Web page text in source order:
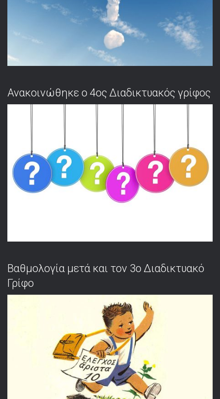
Ανακοινώθηκε ο 4ος Διαδικτυακός γρίφος
Βαθμολογία μετά και τον 3ο Διαδικτυακό
Γρίφο